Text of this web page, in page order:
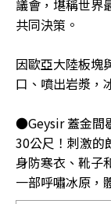
議會，堪稱世界
共同決策。
因歐亞大陸板塊
口、噴出岩漿，
●Geysir 蓋金間
30公尺！刺激
身防寒衣、靴子
一部呼嘯冰原，